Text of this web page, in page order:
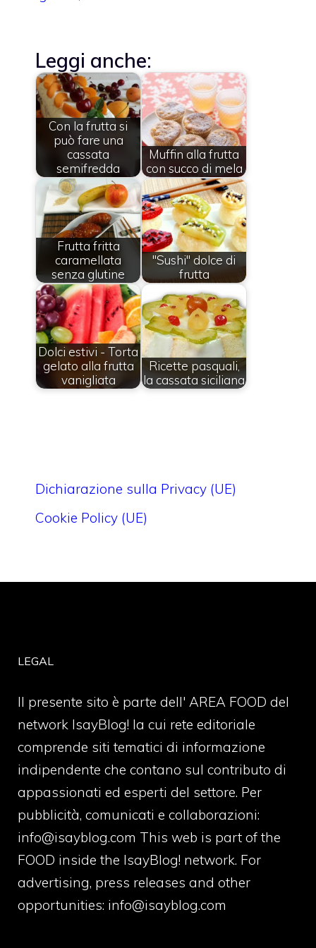
Leggi anche:
Con la frutta si
può fare una
cassata
semifredda
Muffin alla frutta
con succo di mela
Frutta fritta
caramellata
senza glutine
"Sushi" dolce di
frutta
Dolci estivi - Torta
gelato alla frutta
vanigliata
Ricette pasquali,
la cassata siciliana
Dichiarazione sulla Privacy (UE)
Cookie Policy (UE)
LEGAL
Il presente sito è parte dell' AREA FOOD del
network IsayBlog! la cui rete editoriale
comprende siti tematici di informazione
indipendente che contano sul contributo di
appassionati ed esperti del settore. Per
pubblicità, comunicati e collaborazioni:
info@isayblog.com This web is part of the
FOOD inside the IsayBlog! network. For
advertising, press releases and other
opportunities: info@isayblog.com